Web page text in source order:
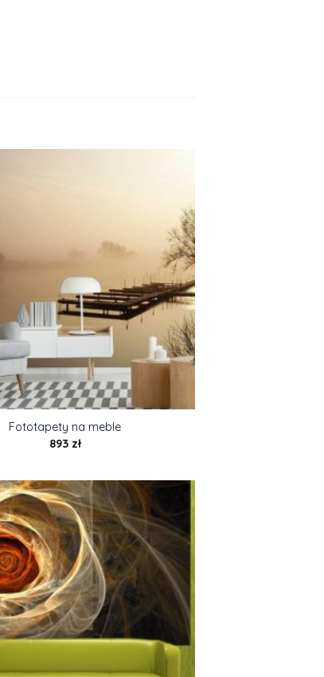
Fototapety na meble
893 zł